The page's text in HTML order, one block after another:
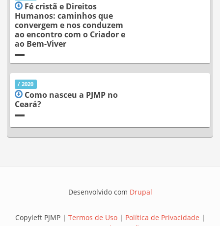
Fé cristã e Direitos
Humanos: caminhos que
convergem e nos conduzem
ao encontro com o Criador e
ao Bem-Viver
/ 2020
Como nasceu a PJMP no
Ceará?
Desenvolvido com Drupal
Copyleft PJMP | Termos de Uso| Política de Privacidade |